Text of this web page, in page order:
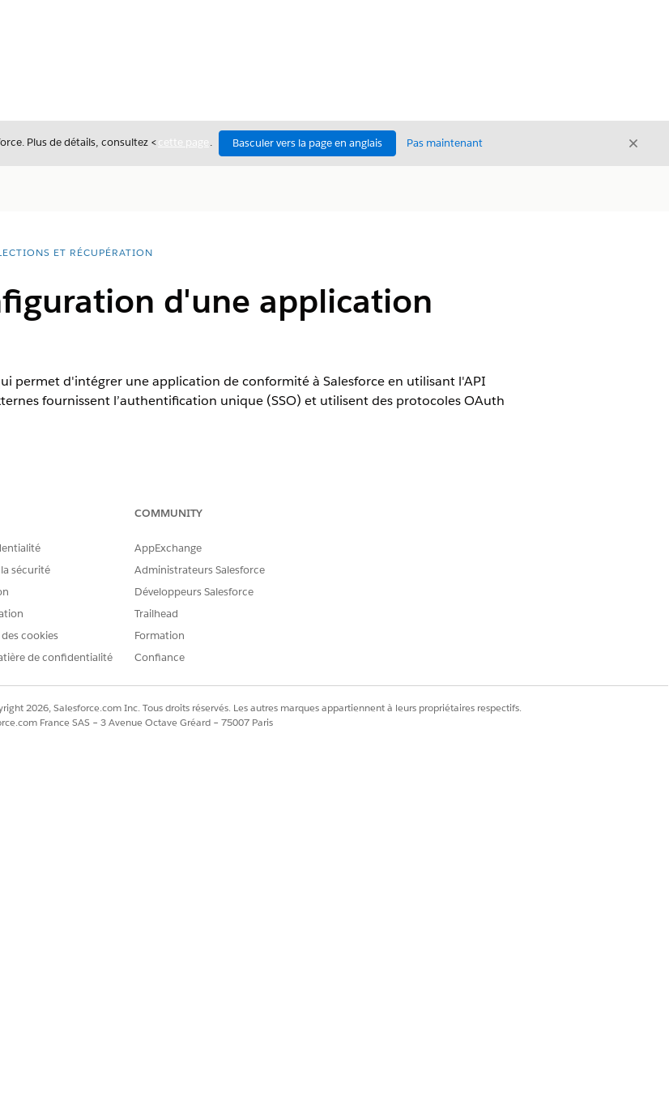
Plus de détails, consultez <cette page . Basculer vers la page en anglais Pas maintenant Fermer
ET RÉCUPÉRATION
d'une application
permet d'intégrer une application de conformité à Salesforce en utilisant l'API
fournissent l’authentification unique (SSO) et utilisent des protocoles OAuth
produits et des éditions.
AUTORISATIONS UTILISATEUR REQUISES
locales :
puis saisissez les valeurs ci-dessous pour les paramètres.
sélectionnez
comme état de distribution.
de rappel. Saisissez le point de terminaison d'API de l'application de conformité.
services/data/v64.0/connect/compliance/procedure/CollectionsAndRecovery
de vos besoins métiers, puis enregistrez vos modifications.
sécurité
cookies
de confidentialité
COMMUNITY
AppExchange
Administrateurs Salesforce
Développeurs Salesforce
Trailhead
Formation
Confiance
2026, Salesforce.com Inc. Tous droits réservés. Les autres marques appartiennent à leurs propriétaires respectifs.
France SAS – 3 Avenue Octave Gréard – 75007 Paris